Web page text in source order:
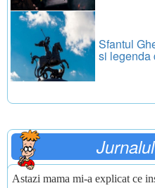
Sfantul
si legenda
Astazi mama mi-a explicat ce